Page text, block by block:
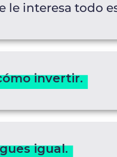
le interesa todo
invertir.
igual.